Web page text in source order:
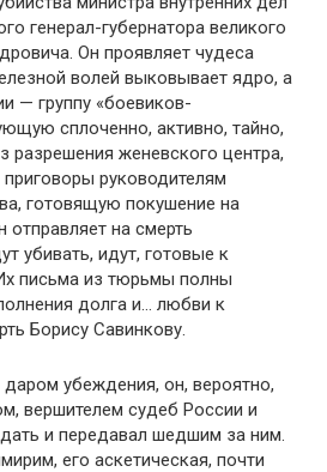
генерал-губернатора великого
Он проявляет чудеса
волей выковывает ядро, а
— группу «боевиков-
сплоченно, активно, тайно,
разрешения женевского центра,
руководителям
готовящую покушение на
отправляет на смерть
убивать, идут, готовые к
письма из тюрьмы полны
долга и… любви к
Борису Савинкову.
убеждения, он, вероятно,
вершителем судеб России и
и передавал шедшим за ним.
его аскетическая, почти